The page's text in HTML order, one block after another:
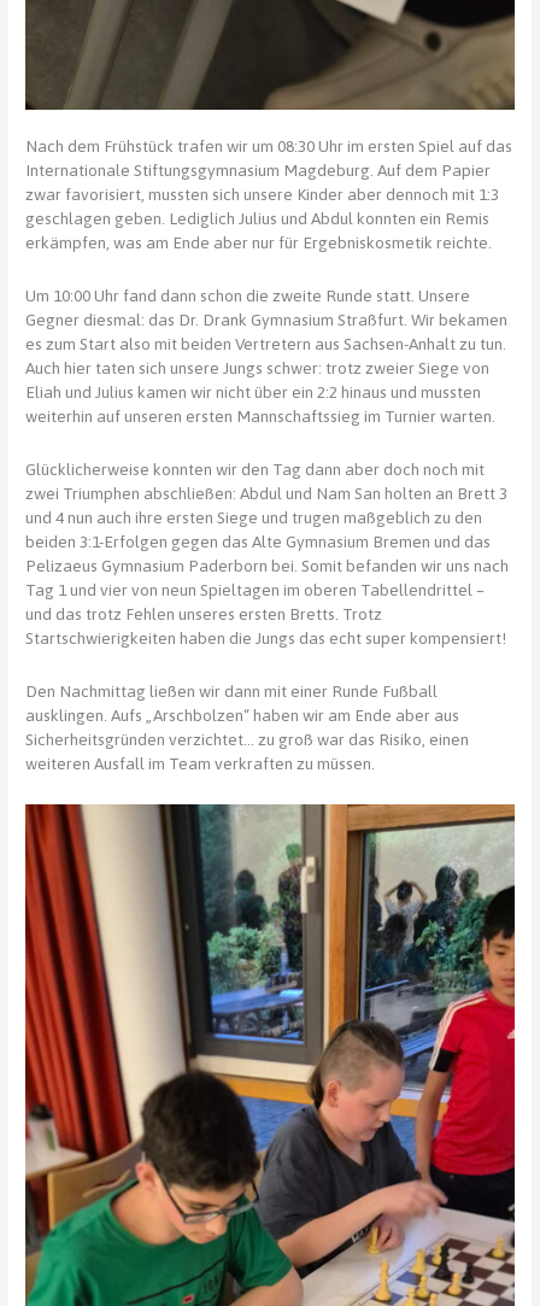
Nach dem Frühstück trafen wir um 08:30 Uhr im ersten Spiel auf das
Internationale Stiftungsgymnasium Magdeburg. Auf dem Papier
zwar favorisiert, mussten sich unsere Kinder aber dennoch mit 1:3
geschlagen geben. Lediglich Julius und Abdul konnten ein Remis
erkämpfen, was am Ende aber nur für Ergebniskosmetik reichte.
Um 10:00 Uhr fand dann schon die zweite Runde statt. Unsere
Gegner diesmal: das Dr. Drank Gymnasium Straßfurt. Wir bekamen
es zum Start also mit beiden Vertretern aus Sachsen-Anhalt zu tun.
Auch hier taten sich unsere Jungs schwer: trotz zweier Siege von
Eliah und Julius kamen wir nicht über ein 2:2 hinaus und mussten
weiterhin auf unseren ersten Mannschaftssieg im Turnier warten.
Glücklicherweise konnten wir den Tag dann aber doch noch mit
zwei Triumphen abschließen: Abdul und Nam San holten an Brett 3
und 4 nun auch ihre ersten Siege und trugen maßgeblich zu den
beiden 3:1-Erfolgen gegen das Alte Gymnasium Bremen und das
Pelizaeus Gymnasium Paderborn bei. Somit befanden wir uns nach
Tag 1 und vier von neun Spieltagen im oberen Tabellendrittel –
und das trotz Fehlen unseres ersten Bretts. Trotz
Startschwierigkeiten haben die Jungs das echt super kompensiert!
Den Nachmittag ließen wir dann mit einer Runde Fußball
ausklingen. Aufs „Arschbolzen“ haben wir am Ende aber aus
Sicherheitsgründen verzichtet… zu groß war das Risiko, einen
weiteren Ausfall im Team verkraften zu müssen.